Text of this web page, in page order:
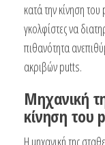
κατά την κίνηση
γκολφίστες να
πιθανότητα
ακριβών putts.
Μηχανική
κίνηση του
Η μηχανική της